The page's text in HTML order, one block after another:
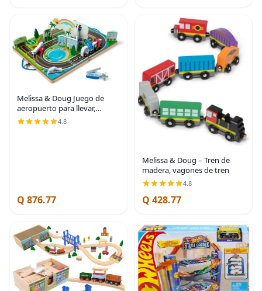
Melissa & Doug Juego de
aeropuerto para llevar,
vehículos, pistas
incorporadas para niños y
4.8
Q 876.77
Melissa & Doug – Tren de
madera, vagones de tren
4.8
Q 428.77